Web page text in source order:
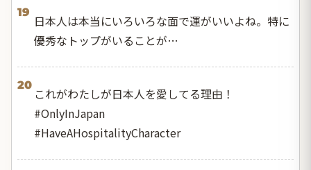
19
日本人は本当にいろいろな面で運がいいよね。特に
優秀なトップがいることが…
20
これがわたしが日本人を愛してる理由！
#OnlyInJapan
#HaveAHospitalityCharacter